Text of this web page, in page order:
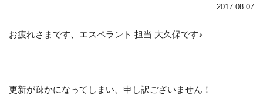
2017.08.07
お疲れさまです、エスペラント 担当 大久保です♪
更新が疎かになってしまい、申し訳ございません！
お客様の声